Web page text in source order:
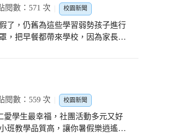
閱數：571 次 校園新聞
了，仍舊為這些學習弱勢孩子進行
，把早餐都帶來學校，因為家長還
腦、習作、紙筆測驗等多元方式，
學生可以針對自己的學習需求進行
式，學生的學習意願及動機無形中
：能在校園中聽到孩子們清脆甜美
們的有心與用心，讓這個團隊充滿
閱數：559 次 校園新聞
班教學品質高，讓你暑假樂逍遙。